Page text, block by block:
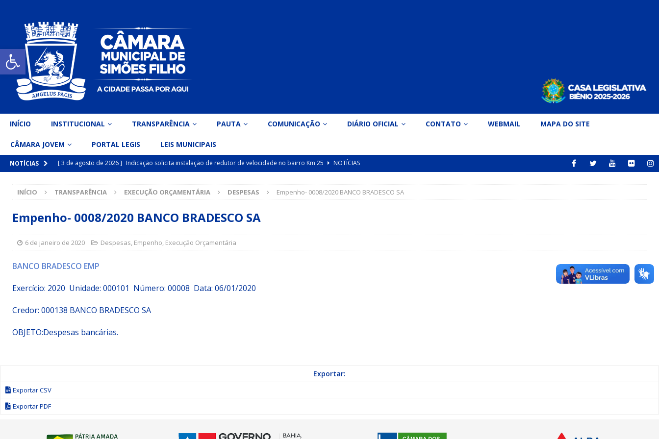
Open toolbar
INÍCIO INSTITUCIONAL TRANSPARÊNCIA PAUTA COMUNICAÇÃO DIÁRIO OFICIAL CONTATO WEBMAIL MAPA DO SITE
CÂMARA JOVEM PORTAL LEGIS LEIS MUNICIPAIS
NOTÍCIAS [ 3 de agosto de 2026 ] Indicação solicita instalação de redutor de velocidade no bairro Km 25
NOTÍCIAS
inclusiva
DESTAQUE
[ 15 de julho de 2026 ] Vereador Belo Gazineu apresenta Indicação nº 089/2026 para implantação de ginásio de esportes em
[ 15 de julho de 2026 ] Vereador Sérgio Glauber apresenta Indicação nº 088/2026 para pavimentação asfáltica em Mapele
DESTAQUE
INÍCIO TRANSPARÊNCIA EXECUÇÃO ORÇAMENTÁRIA DESPESAS Empenho- 0008/2020 BANCO BRADESCO SA
Empenho- 0008/2020 BANCO BRADESCO SA
6 de janeiro de 2020 Despesas, Empenho, Execução Orçamentária
BANCO BRADESCO EMP
Exercício: 2020 Unidade: 000101 Número: 00008 Data: 06/01/2020
Credor: 000138 BANCO BRADESCO SA
OBJETO:Despesas bancárias.
Exportar:
Exportar CSV
Exportar PDF